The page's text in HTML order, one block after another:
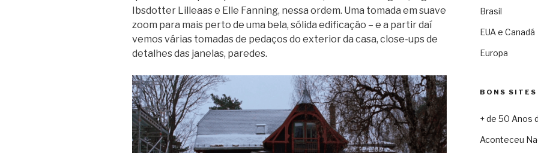
Ibsdotter Lilleaas e Elle Fanning, nessa ordem. Uma tomada em suave
zoom para mais perto de uma bela, sólida edificação – e a partir daí
vemos várias tomadas de pedaços do exterior da casa, close-ups de
detalhes das janelas, paredes.
Brasil
EUA e Canadá
Europa
BONS SITES
+ de 50 Anos
Aconteceu